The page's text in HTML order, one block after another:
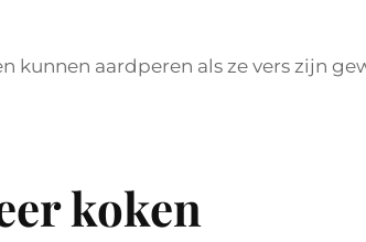
kunnen aardperen als ze vers zijn
koken